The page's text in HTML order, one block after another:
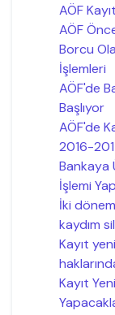
AÖF
AÖF
Borcu
İşlemleri
AÖF'de
Başlıyor
AÖF'de
2016-
Bankaya
İşlemi
İki
kaydım
Kayıt
Kayıt